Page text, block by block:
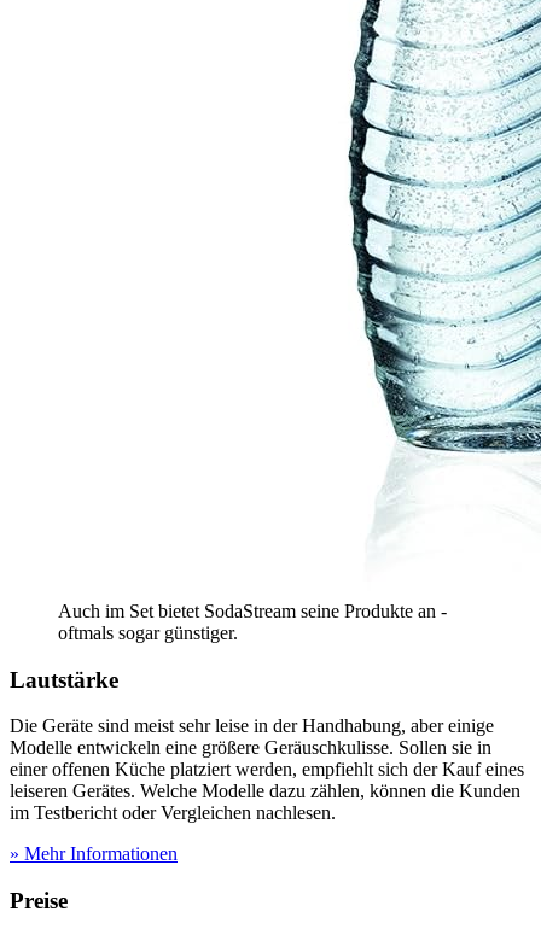
Auch im Set bietet SodaStream seine Produkte an -
oftmals sogar günstiger.
Lautstärke
Die Geräte sind meist sehr leise in der Handhabung, aber einige
Modelle entwickeln eine größere Geräuschkulisse. Sollen sie in
einer offenen Küche platziert werden, empfiehlt sich der Kauf eines
leiseren Gerätes. Welche Modelle dazu zählen, können die Kunden
im Testbericht oder Vergleichen nachlesen.
» Mehr Informationen
Preise